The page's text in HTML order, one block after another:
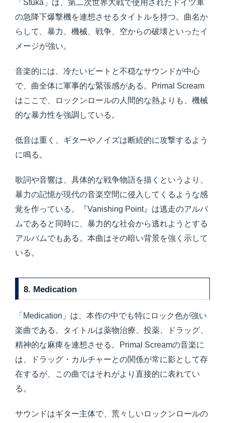
「Stuka」は、第二次世界大戦で使用されたドイツ軍
の急降下爆撃機を連想させるタイトルを持つ。曲名か
らして、暴力、機械、戦争、空からの破壊といったイ
メージが強い。
音楽的には、冷たいビートと不穏なサウンドが中心
で、曲全体に軍事的な緊張感がある。Primal Scream
はここで、ロックンロールの人間的な熱よりも、機械
的な暴力性を強調している。
低音は重く、ギターやノイズは断続的に攻撃するよう
に鳴る。
歌詞や音響は、具体的な戦争物語を描くというより、
暴力の記憶が現代の音楽空間に侵入してくるような感
覚を作っている。『Vanishing Point』は逃走のアルバ
ムであると同時に、暴力的な社会から逃れようとする
アルバムでもある。本曲はその暗い背景を強く示して
いる。
8. Medication
「Medication」は、本作の中でも特にロック色が強い
楽曲である。タイトルは薬物治療、投薬、ドラッグ、
精神的な麻痺を連想させる。Primal Screamの音楽に
は、ドラッグ・カルチャーとの関係が常に影として存
在するが、この曲ではそれがより直接的に表れてい
る。
サウンドはギター主体で、荒々しいロックンロールの